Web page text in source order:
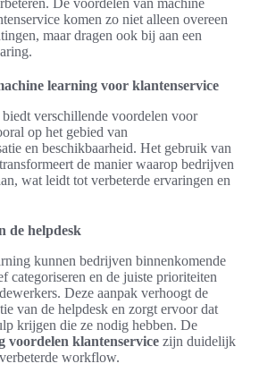
De voordelen van machine
komen zo niet alleen overeen
maar dragen ook bij aan een
learning voor klantenservice
verschillende voordelen voor
op het gebied van
en beschikbaarheid. Het gebruik van
de manier waarop bedrijven
wat leidt tot verbeterde ervaringen en
de helpdesk
kunnen bedrijven binnenkomende
categoriseren en de juiste prioriteiten
Deze aanpak verhoogt de
van de helpdesk en zorgt ervoor dat
krijgen die ze nodig hebben. De
voordelen klantenservice zijn duidelijk
workflow.